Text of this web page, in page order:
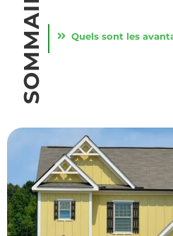
SOMMAIRE